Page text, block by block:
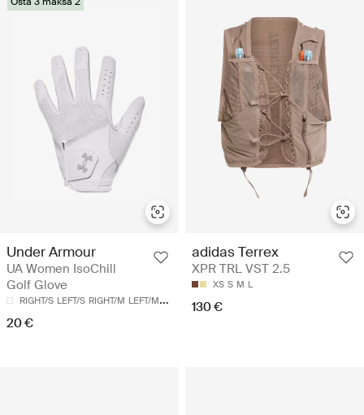
Under Armour
UA Women IsoChill
Golf Glove
RIGHT/S LEFT/S RIGHT/M LEFT/M LEFT/L
20 €
adidas Terrex
XPR TRL VST 2.5
XS S M L
130 €